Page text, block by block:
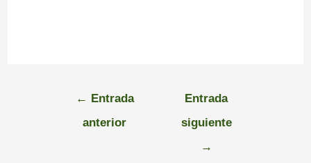
← Entrada
anterior
Entrada
siguiente
→